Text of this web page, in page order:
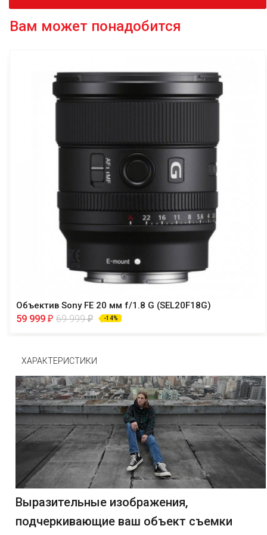
Вам может понадобится
Объектив Sony FE 20 мм f/1.8 G (SEL20F18G)
59 999 ₽ 69 999₽ -14%
ХАРАКТЕРИСТИКИ
Выразительные изображения,
подчеркивающие ваш объект съемки